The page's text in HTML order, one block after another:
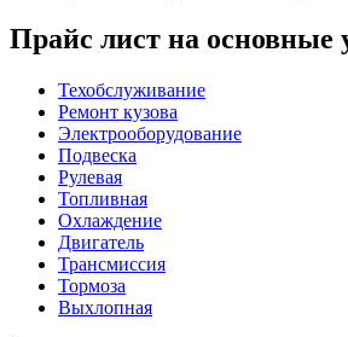
Прайс лист на основные
Техобслуживание
Ремонт кузова
Электрооборудование
Подвеска
Рулевая
Топливная
Охлаждение
Двигатель
Трансмиссия
Тормоза
Выхлопная